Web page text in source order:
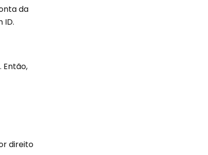
da
ID.
direito